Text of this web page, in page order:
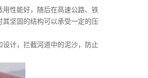
性能好，随后在高速公路、铁
坚固的结构可以承受一定的压
计，拦截河道中的泥沙，防止